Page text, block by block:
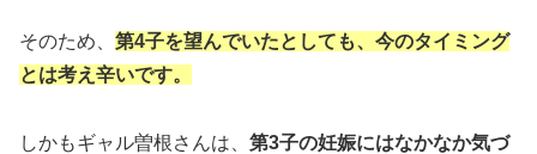
そのため、 第4子を望んでいたとしても、今のタイミング
とは考え辛いです。
しかもギャル曽根さんは、 第3子の妊娠にはなかなか気づ